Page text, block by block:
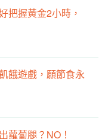
把握黃金2小時，
餓遊戲，願節食永
蘿蔔腿？NO！